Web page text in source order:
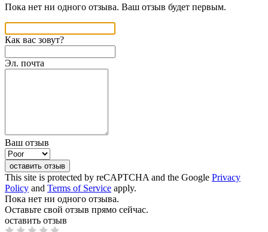
Пока нет ни одного отзыва. Ваш отзыв будет первым.
Как вас зовут?
Эл. почта
Ваш отзыв
оставить отзыв
This site is protected by reCAPTCHA and the Google Privacy
Policy and Terms of Service apply.
Пока нет ни одного отзыва.
Оставьте свой отзыв прямо сейчас.
оставить отзыв